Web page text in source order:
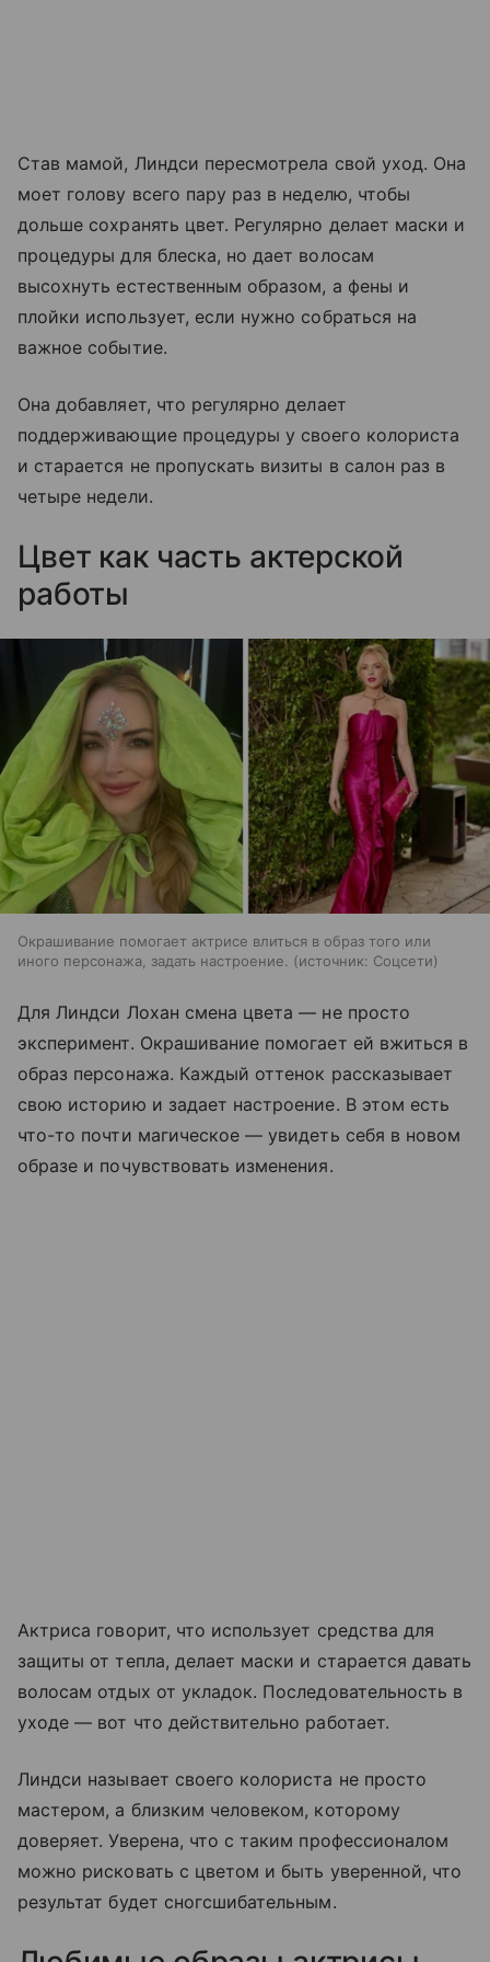
Став мамой, Линдси пересмотрела свой уход. Она
моет голову всего пару раз в неделю, чтобы
дольше сохранять цвет. Регулярно делает маски и
процедуры для блеска, но дает волосам
высохнуть естественным образом, а фены и
плойки использует, если нужно собраться на
важное событие.
Она добавляет, что регулярно делает
поддерживающие процедуры у своего колориста
и старается не пропускать визиты в салон раз в
четыре недели.
Цвет как часть актерской
работы
Окрашивание помогает актрисе влиться в образ того или
иного персонажа, задать настроение.
источник: Соцсети
Для Линдси Лохан смена цвета — не просто
эксперимент. Окрашивание помогает ей вжиться в
образ персонажа. Каждый оттенок рассказывает
свою историю и задает настроение. В этом есть
что-то почти магическое — увидеть себя в новом
образе и почувствовать изменения.
Актриса говорит, что использует средства для
защиты от тепла, делает маски и старается давать
волосам отдых от укладок. Последовательность в
уходе — вот что действительно работает.
Линдси называет своего колориста не просто
мастером, а близким человеком, которому
доверяет. Уверена, что с таким профессионалом
можно рисковать с цветом и быть уверенной, что
результат будет сногсшибательным.